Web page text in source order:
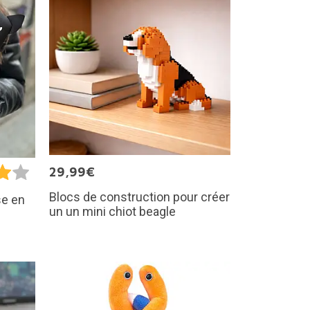
en
29,99€
Blocs de construction pour créer
un un mini chiot beagle